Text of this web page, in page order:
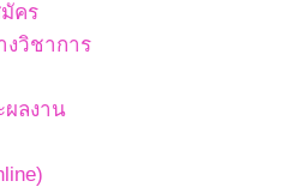
คร
งวิชาการ
ผลงาน